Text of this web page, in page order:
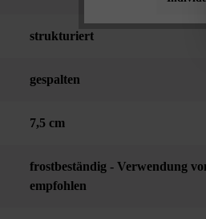
strukturiert
gespalten
7,5 cm
frostbeständig - Verwendung
empfohlen